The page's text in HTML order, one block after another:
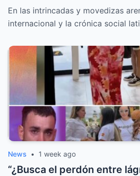
le da la espalda a Said Palao
En las intrincadas y movedizas
internacional y la crónica social
News • 1 week ago
“¿Busca el perdón entre